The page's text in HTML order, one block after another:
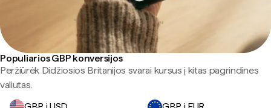
Populiarios GBP konversijos
Peržiūrėk Didžiosios Britanijos svarai kursus į kitas pagrindines
valiutas.